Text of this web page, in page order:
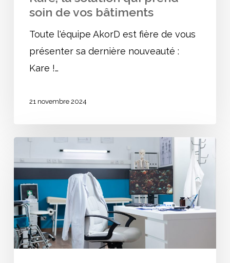
soin de vos bâtiments
Toute l'équipe AkorD est fière de vous
présenter sa dernière nouveauté :
Kare !…
21 novembre 2024
Cabinets
médicaux
:
quelles
normes
ERP
?